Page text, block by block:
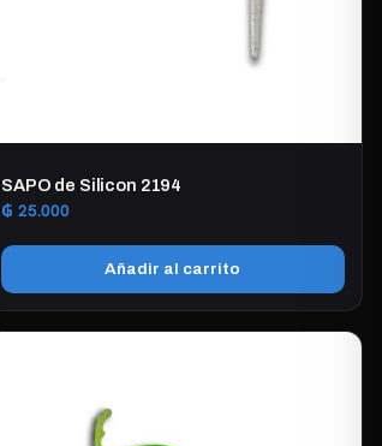
SAPO de Silicon 2194
₲ 25.000
Añadir al carrito